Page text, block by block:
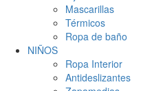
Mascarillas
Térmicos
Ropa de baño
NIÑOS
Ropa Interior
Antideslizantes